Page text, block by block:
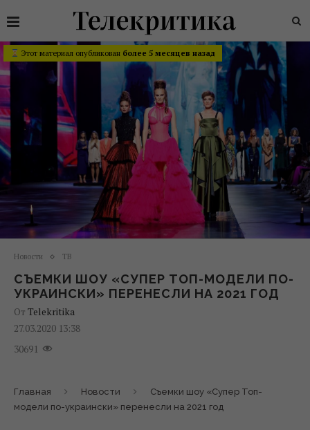
Этот материал опубликован более 5 месяцев назад
Новости ТВ
СЪЕМКИ ШОУ «СУПЕР ТОП-МОДЕЛИ ПО-
УКРАИНСКИ» ПЕРЕНЕСЛИ НА 2021 ГОД
От Telekritika
27.03.2020 13:38
30691
Главная Новости
Съемки шоу «Супер Топ-
модели по-украински» перенесли на 2021 год